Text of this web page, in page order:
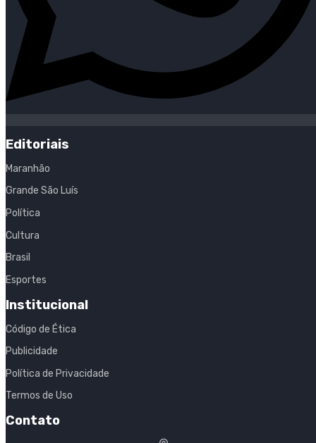
Editoriais
Maranhão
Grande São Luís
Política
Cultura
Brasil
Esportes
Institucional
Código de Ética
Publicidade
Política de Privacidade
Termos de Uso
Contato